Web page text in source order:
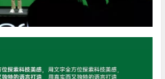
阿里巴巴普惠体后，又一款
包含226003个字符，5个家
/ Bold / Heavy 。